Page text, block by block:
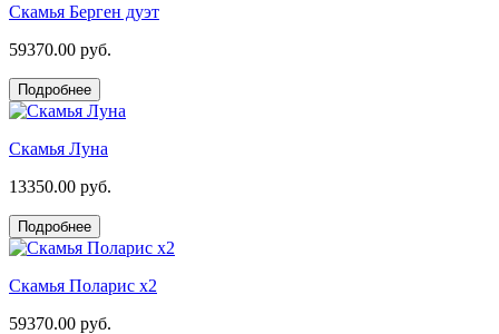
Скамья Берген дуэт
59370.00 руб.
Подробнее
Скамья Луна
13350.00 руб.
Подробнее
Скамья Поларис х2
59370.00 руб.